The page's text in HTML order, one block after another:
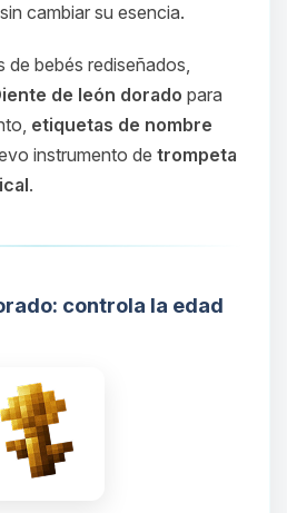
cambiar su esencia.
de bebés rediseñados,
de león dorado para
etiquetas de nombre
instrumento de trompeta
.
controla la edad